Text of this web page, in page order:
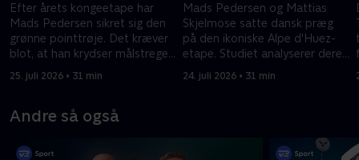
Efter årets kongeetape har
Mads Pedersen sikret sig den
grønne pointtrøje. Det kræver
blot, at han krydser målstregen
etape.
25. juli 2026 • 31 min
Mads Pedersen og Mattias
Skjelmose satte dansk præg
på den ikoniske Alpe d'Huez-
etape. Studiet analyserer deres
24. juli 2026 • 31 min
Andre så også